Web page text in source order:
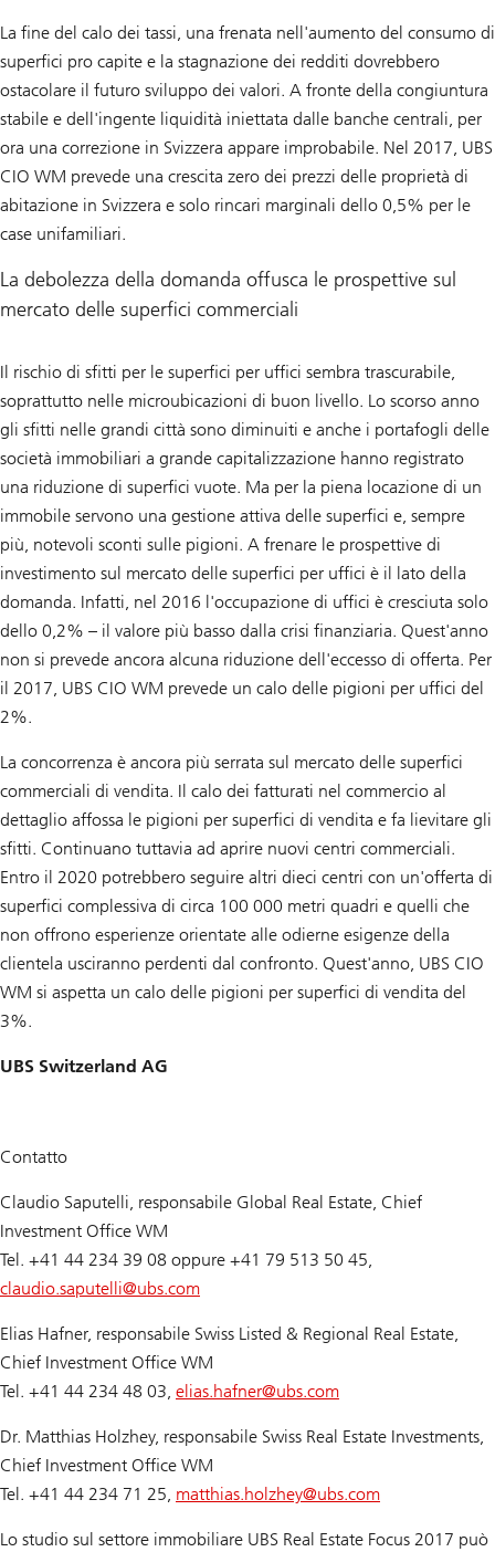
La fine del calo dei tassi, una frenata nell'aumento del consumo di
superfici pro capite e la stagnazione dei redditi dovrebbero
ostacolare il futuro sviluppo dei valori. A fronte della congiuntura
stabile e dell'ingente liquidità iniettata dalle banche centrali, per
ora una correzione in Svizzera appare improbabile. Nel 2017, UBS
CIO WM prevede una crescita zero dei prezzi delle proprietà di
abitazione in Svizzera e solo rincari marginali dello 0,5% per le
case unifamiliari.
La debolezza della domanda offusca le prospettive sul
mercato delle superfici commerciali
Il rischio di sfitti per le superfici per uffici sembra trascurabile,
soprattutto nelle microubicazioni di buon livello. Lo scorso anno
gli sfitti nelle grandi città sono diminuiti e anche i portafogli delle
società immobiliari a grande capitalizzazione hanno registrato
una riduzione di superfici vuote. Ma per la piena locazione di un
immobile servono una gestione attiva delle superfici e, sempre
più, notevoli sconti sulle pigioni. A frenare le prospettive di
investimento sul mercato delle superfici per uffici è il lato della
domanda. Infatti, nel 2016 l'occupazione di uffici è cresciuta solo
dello 0,2% – il valore più basso dalla crisi finanziaria. Quest'anno
non si prevede ancora alcuna riduzione dell'eccesso di offerta. Per
il 2017, UBS CIO WM prevede un calo delle pigioni per uffici del
2%.
La concorrenza è ancora più serrata sul mercato delle superfici
commerciali di vendita. Il calo dei fatturati nel commercio al
dettaglio affossa le pigioni per superfici di vendita e fa lievitare gli
sfitti. Continuano tuttavia ad aprire nuovi centri commerciali.
Entro il 2020 potrebbero seguire altri dieci centri con un'offerta di
superfici complessiva di circa 100 000 metri quadri e quelli che
non offrono esperienze orientate alle odierne esigenze della
clientela usciranno perdenti dal confronto. Quest'anno, UBS CIO
WM si aspetta un calo delle pigioni per superfici di vendita del
3%.
UBS Switzerland AG
Contatto
Claudio Saputelli, responsabile Global Real Estate, Chief
Investment Office WM
Tel. +41 44 234 39 08 oppure +41 79 513 50 45,
claudio.saputelli@ubs.com
Elias Hafner, responsabile Swiss Listed & Regional Real Estate,
Chief Investment Office WM
Tel. +41 44 234 48 03, elias.hafner@ubs.com
Dr. Matthias Holzhey, responsabile Swiss Real Estate Investments,
Chief Investment Office WM
Tel. +41 44 234 71 25, matthias.holzhey@ubs.com
Lo studio sul settore immobiliare UBS Real Estate Focus 2017 può